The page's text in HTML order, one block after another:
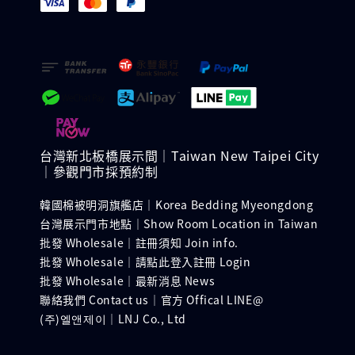
台灣新北板橋展示間｜Taiwan New Taipei City
｜參觀門市採預約制
韓國棉被明洞旗艦店｜Korea Bedding Myeongdong
台灣展示門市地點｜Show Room Location in Taiwan
批發 Wholesale｜註冊須知 Join info.
批發 Wholesale｜請點此登入註冊 Login
批發 Wholesale｜最新消息 News
聯絡我們 Contact us｜官方 Offical LINE@
(주)엘앤제이｜LNJ Co., Ltd